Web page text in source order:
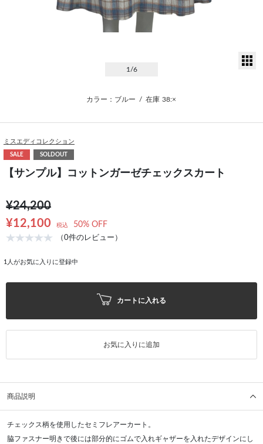
1 /6
カラー：ブルー / 在庫 38:×
ミスエディコレクション
SALE SOLDOUT
【サンプル】コットンガーゼチェックスカート
¥24,200
¥12,100
税込 50% OFF
（0件のレビュー）
1 人がお気に入りに登録中
カートに入れる
お気に入りに追加
商品説明
チェックス柄を使用したセミフレアーカート。
脇ファスナー明きで後には部分的にゴムで入れギャザーを入れたデザインにし